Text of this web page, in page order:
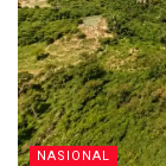
NASIONAL